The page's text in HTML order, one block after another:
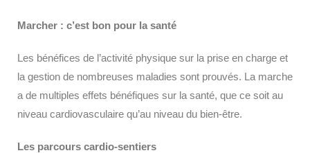
Marcher : c’est bon pour la santé
Les bénéfices de l’activité physique sur la prise en charge et
la gestion de nombreuses maladies sont prouvés. La marche
a de multiples effets bénéfiques sur la santé, que ce soit au
niveau cardiovasculaire qu’au niveau du bien-être.
Les parcours cardio-sentiers